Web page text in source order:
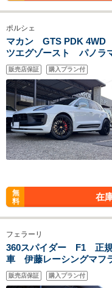
ポルシェ
マカン GTS PDK 4WD
ツエグゾースト パノラ
ー シートヒーター
ブスポーツシート(18方
販売店保証 購入プラン付
無
料
在
フェラーリ
360スパイダー F1 正
車 伊藤レーシングマ
ETC タイミングベル
ミ 取説 スペアキー 備
販売店保証 購入プラン付